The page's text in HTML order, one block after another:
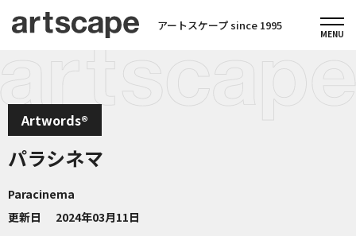
アートスケープ since 1995
Artwords®
パラシネマ
Paracinema
更新日
2024年03月11日